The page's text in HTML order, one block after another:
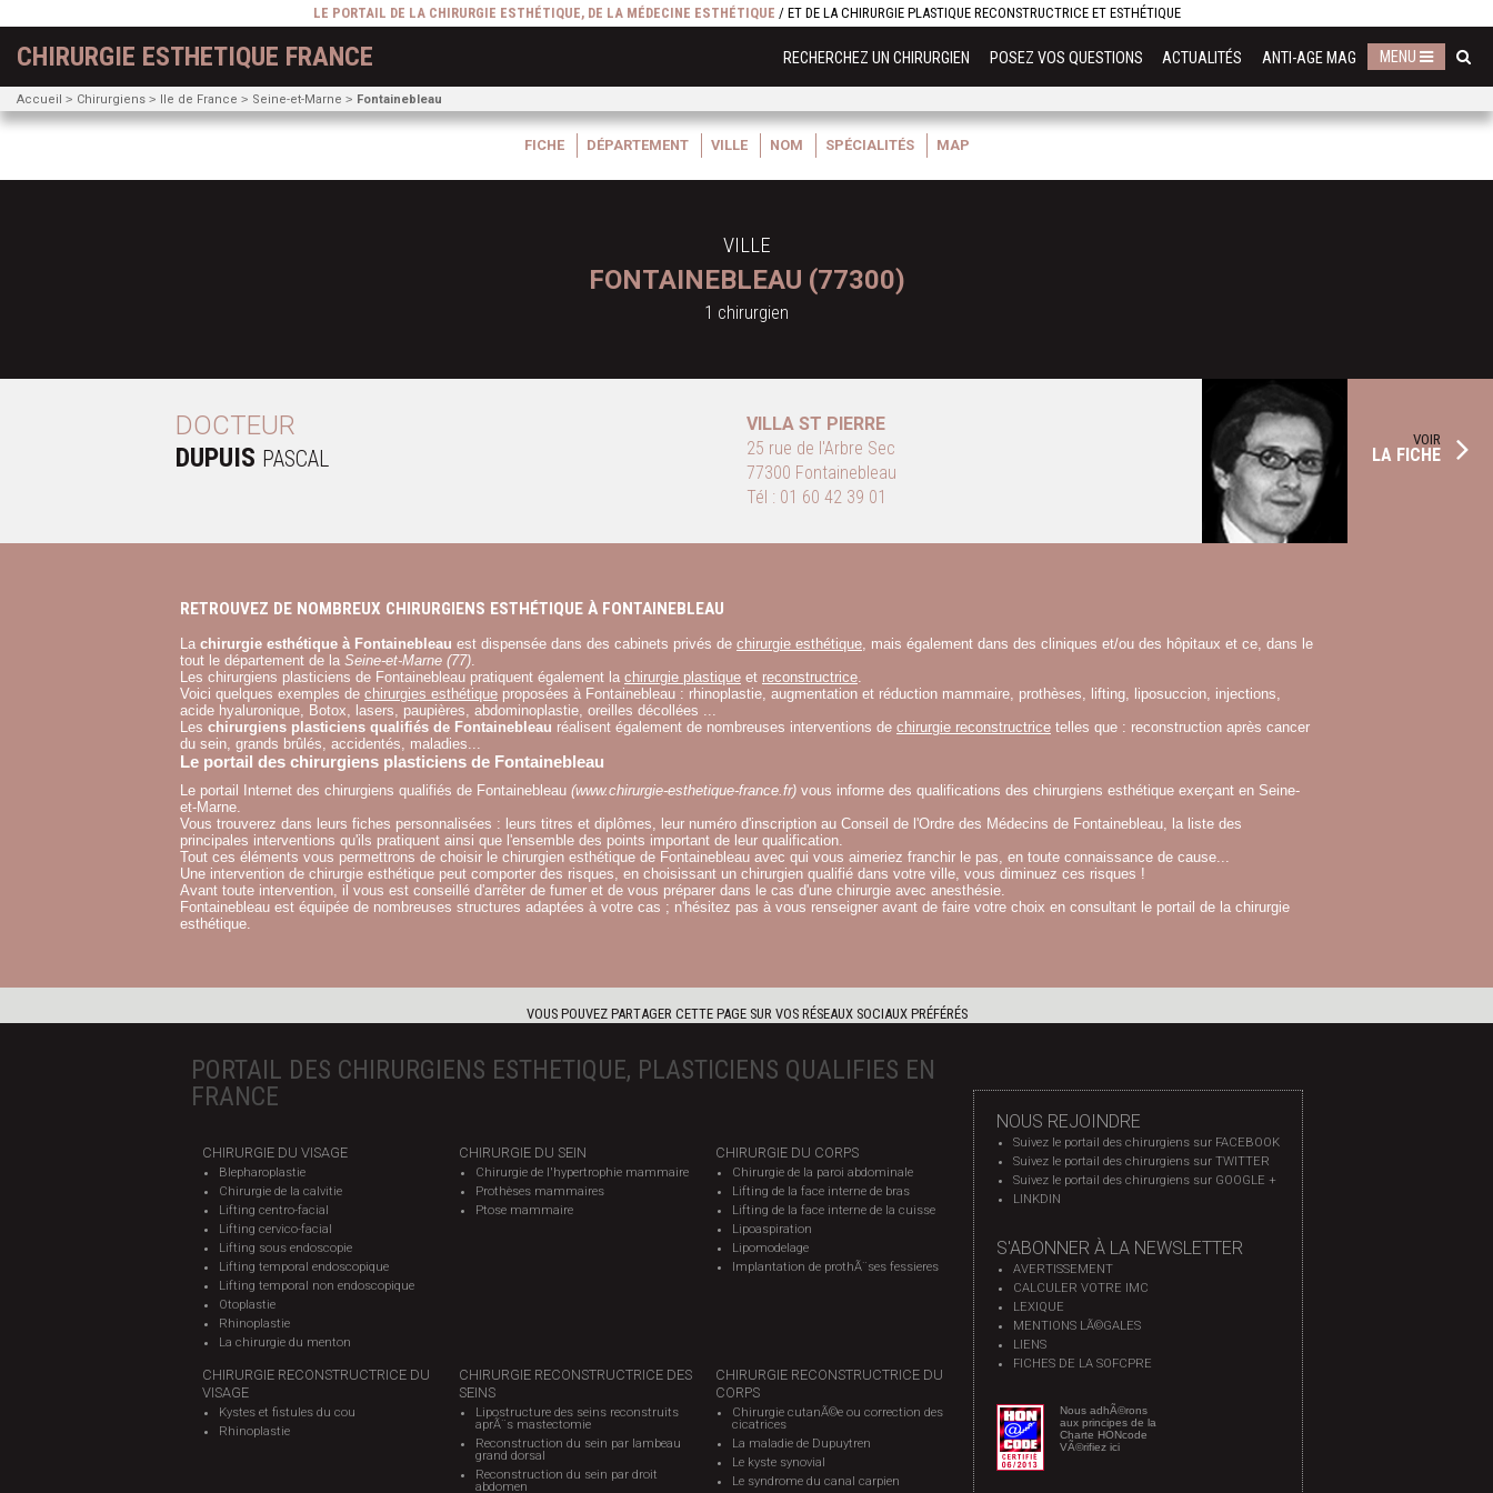
LE PORTAIL DE LA CHIRURGIE ESTHÉTIQUE, DE LA MÉDECINE ESTHÉTIQUE / ET DE LA CHIRURGIE PLASTIQUE RECONSTRUCTRICE ET ESTHÉTIQUE
CHIRURGIE ESTHETIQUE FRANCE RECHERCHEZ UN CHIRURGIEN POSEZ VOS QUESTIONS ACTUALITÉS ANTI-AGE MAG MENU
Accueil Chirurgiens Ile de France Seine-et-Marne Fontainebleau
FICHE DÉPARTEMENT VILLE NOM SPÉCIALITÉS MAP
VILLE
FONTAINEBLEAU (77300)
1 chirurgien
DOCTEUR
DUPUIS PASCAL
VILLA ST PIERRE
25 rue de l'Arbre Sec
77300 Fontainebleau
Tél : 01 60 42 39 01
VOIR
LA FICHE
RETROUVEZ DE NOMBREUX CHIRURGIENS ESTHÉTIQUE À FONTAINEBLEAU
La chirurgie esthétique à Fontainebleau est dispensée dans des cabinets privés de chirurgie esthétique, mais également dans des cliniques et/ou des hôpitaux et ce, dans le
tout le département de la Seine-et-Marne (77).
Les chirurgiens plasticiens de Fontainebleau pratiquent également la chirurgie plastique et reconstructrice.
Voici quelques exemples de chirurgies esthétique proposées à Fontainebleau : rhinoplastie, augmentation et réduction mammaire, prothèses, lifting, liposuccion, injections,
acide hyaluronique, Botox, lasers, paupières, abdominoplastie, oreilles décollées ...
Les chirurgiens plasticiens qualifiés de Fontainebleau réalisent également de nombreuses interventions de chirurgie reconstructrice telles que : reconstruction après cancer
du sein, grands brûlés, accidentés, maladies...
Le portail des chirurgiens plasticiens de Fontainebleau
Le portail Internet des chirurgiens qualifiés de Fontainebleau (www.chirurgie-esthetique-france.fr) vous informe des qualifications des chirurgiens esthétique exerçant en Seine-
et-Marne.
Vous trouverez dans leurs fiches personnalisées : leurs titres et diplômes, leur numéro d'inscription au Conseil de l'Ordre des Médecins de Fontainebleau, la liste des
principales interventions qu'ils pratiquent ainsi que l'ensemble des points important de leur qualification.
Tout ces éléments vous permettrons de choisir le chirurgien esthétique de Fontainebleau avec qui vous aimeriez franchir le pas, en toute connaissance de cause...
Une intervention de chirurgie esthétique peut comporter des risques, en choisissant un chirurgien qualifié dans votre ville, vous diminuez ces risques !
Avant toute intervention, il vous est conseillé d'arrêter de fumer et de vous préparer dans le cas d'une chirurgie avec anesthésie.
Fontainebleau est équipée de nombreuses structures adaptées à votre cas ; n'hésitez pas à vous renseigner avant de faire votre choix en consultant le portail de la chirurgie
esthétique.
VOUS POUVEZ PARTAGER CETTE PAGE SUR VOS RÉSEAUX SOCIAUX PRÉFÉRÉS
PORTAIL DES CHIRURGIENS ESTHETIQUE, PLASTICIENS QUALIFIES EN
FRANCE
CHIRURGIE DU VISAGE
Blepharoplastie
Chirurgie de la calvitie
Lifting centro-facial
Lifting cervico-facial
Lifting sous endoscopie
Lifting temporal endoscopique
Lifting temporal non endoscopique
Otoplastie
Rhinoplastie
La chirurgie du menton
CHIRURGIE DU SEIN
Chirurgie de l'hypertrophie mammaire
Prothèses mammaires
Ptose mammaire
CHIRURGIE DU CORPS
Chirurgie de la paroi abdominale
Lifting de la face interne de bras
Lifting de la face interne de la cuisse
Lipoaspiration
Lipomodelage
Implantation de prothÃ¨ses fessieres
CHIRURGIE RECONSTRUCTRICE DU
VISAGE
Kystes et fistules du cou
Rhinoplastie
CHIRURGIE RECONSTRUCTRICE DES
SEINS
Lipostructure des seins reconstruits
aprÃ¨s mastectomie
Reconstruction du sein par lambeau
grand dorsal
Reconstruction du sein par droit
abdomen
CHIRURGIE RECONSTRUCTRICE DU
CORPS
Chirurgie cutanÃ©e ou correction des
cicatrices
La maladie de Dupuytren
Le kyste synovial
Le syndrome du canal carpien
NOUS REJOINDRE
Suivez le portail des chirurgiens sur FACEBOOK
Suivez le portail des chirurgiens sur TWITTER
Suivez le portail des chirurgiens sur GOOGLE +
LINKDIN
S'ABONNER À LA NEWSLETTER
AVERTISSEMENT
CALCULER VOTRE IMC
LEXIQUE
MENTIONS LÃ©GALES
LIENS
FICHES DE LA SOFCPRE
Nous adhÃ©rons
aux principes de la
Charte HONcode
VÃ©rifiez ici